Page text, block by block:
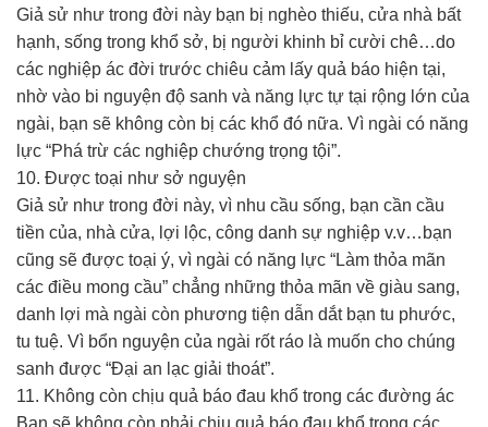
Giả sử như trong đời này bạn bị nghèo thiếu, cửa nhà bất
hạnh, sống trong khổ sở, bị người khinh bỉ cười chê…do
các nghiệp ác đời trước chiêu cảm lấy quả báo hiện tại,
nhờ vào bi nguyện độ sanh và năng lực tự tại rộng lớn của
ngài, bạn sẽ không còn bị các khổ đó nữa. Vì ngài có năng
lực “Phá trừ các nghiệp chướng trọng tội”.
10. Được toại như sở nguyện
Giả sử như trong đời này, vì nhu cầu sống, bạn cần cầu
tiền của, nhà cửa, lợi lộc, công danh sự nghiệp v.v…bạn
cũng sẽ được toại ý, vì ngài có năng lực “Làm thỏa mãn
các điều mong cầu” chẳng những thỏa mãn về giàu sang,
danh lợi mà ngài còn phương tiện dẫn dắt bạn tu phước,
tu tuệ. Vì bổn nguyện của ngài rốt ráo là muốn cho chúng
sanh được “Đại an lạc giải thoát”.
11. Không còn chịu quả báo đau khổ trong các đường ác
Bạn sẽ không còn phải chịu quả báo đau khổ trong các